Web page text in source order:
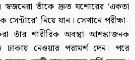
তাঁকে দ্রুত যশোরের ‘একতা
সেন্টারে’ নিয়ে যান। সেখানে পরীক্ষা-
তাঁর শারীরিক অবস্থা আশঙ্কাজনক
ঢাকায় নেওয়ার পরামর্শ দেন। পরে